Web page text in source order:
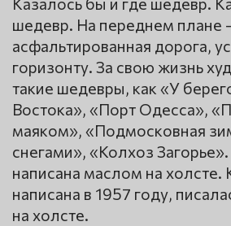
шедевр. На переднем плане
асфальтированная дорога,
горизонту. За свою жизнь
такие шедевры, как «У
Востока», «Порт Одесса»,
маяком», «Подмосковная
снегами», «Колхоз
написана маслом на холсте.
написана в 1957 году,
на холсте.